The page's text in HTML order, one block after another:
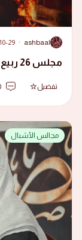
A
ashbaal
·
29
مجلس 26 ربيع الثاني 1446 هجرية
تفضيل
مجالس الأشبال